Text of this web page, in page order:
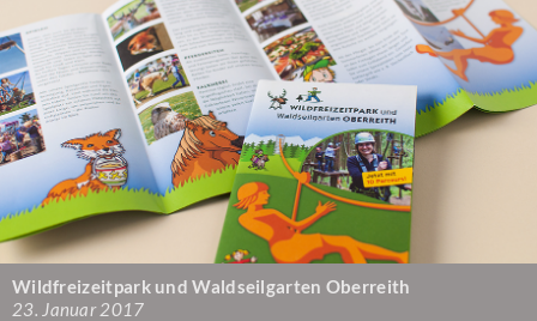
Wildfreizeitpark und Waldseilgarten Oberreith
23. Januar 2017